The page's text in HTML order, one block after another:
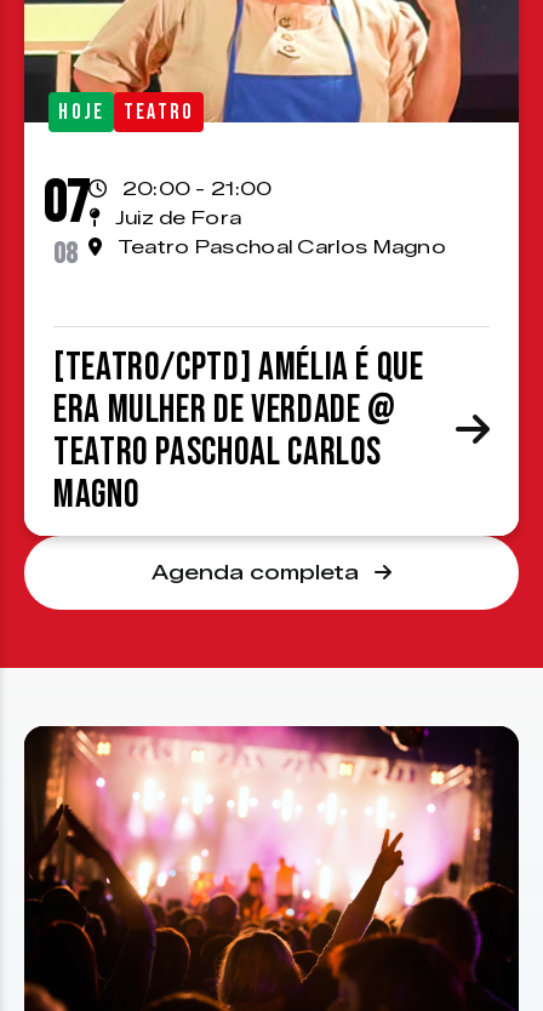
HOJE TEATRO
07
08
20:00 - 21:00
Juiz de Fora
Teatro Paschoal Carlos Magno
[TEATRO/CPTD] Amélia é que
era mulher de verdade @
Teatro Paschoal Carlos
Magno
Agenda completa